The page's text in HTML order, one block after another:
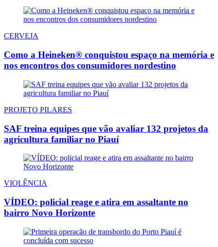
CERVEJA
Como a Heineken® conquistou espaço na memória e
nos encontros dos consumidores nordestino
PROJETO PILARES
SAF treina equipes que vão avaliar 132 projetos da
agricultura familiar no Piauí
VIOLÊNCIA
VÍDEO: policial reage e atira em assaltante no
bairro Novo Horizonte